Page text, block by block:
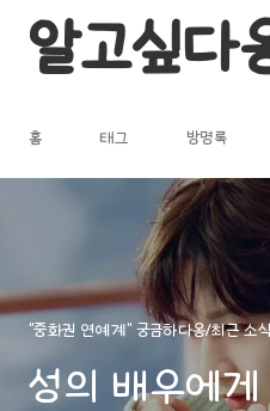
알고싶다
홈 태그 방명록
"중화권 연예계" 궁금하다옹/최근 소
성의 배우에